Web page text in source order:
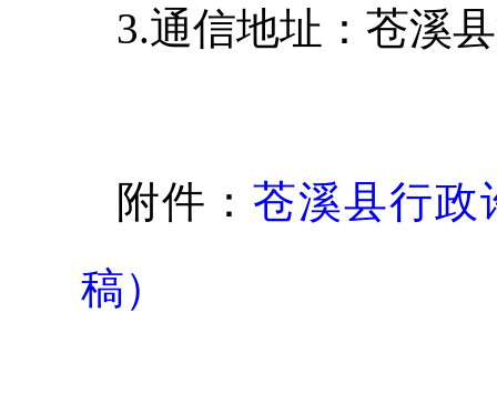
3.通信地址：苍溪
附件： 苍溪县行政
稿）